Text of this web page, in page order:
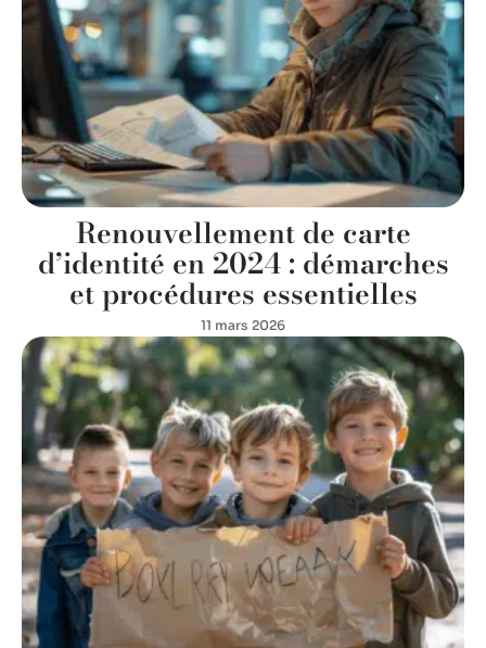
Renouvellement de carte
d’identité en 2024 : démarches
et procédures essentielles
11 mars 2026